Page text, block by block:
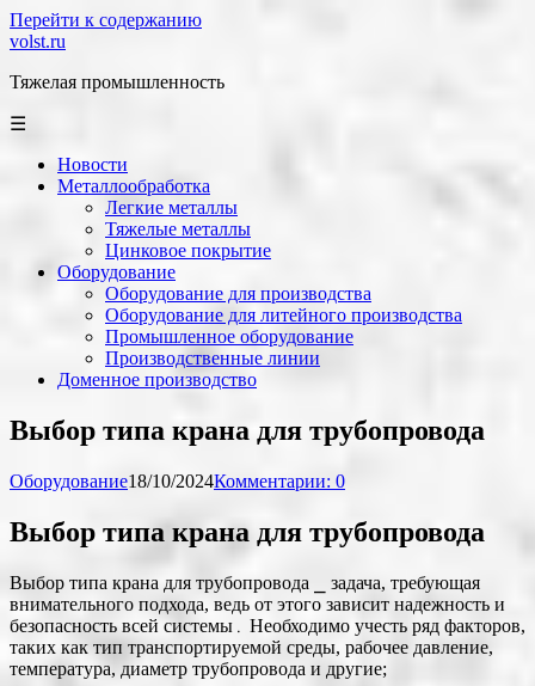
Перейти к содержанию
volst.ru
Тяжелая промышленность
☰
Новости
Металлообработка
Легкие металлы
Тяжелые металлы
Цинковое покрытие
Оборудование
Оборудование для производства
Оборудование для литейного производства
Промышленное оборудование
Производственные линии
Доменное производство
Выбор типа крана для трубопровода
Оборудование18/10/2024Комментарии: 0
Выбор типа крана для трубопровода
Выбор типа крана для трубопровода ⎯ задача, требующая
внимательного подхода, ведь от этого зависит надежность и
безопасность всей системы․ Необходимо учесть ряд факторов,
таких как тип транспортируемой среды, рабочее давление,
температура, диаметр трубопровода и другие;